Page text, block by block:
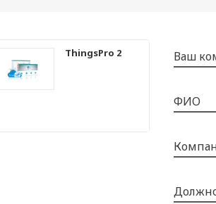
ThingsPro 2 Ваш
ФИО